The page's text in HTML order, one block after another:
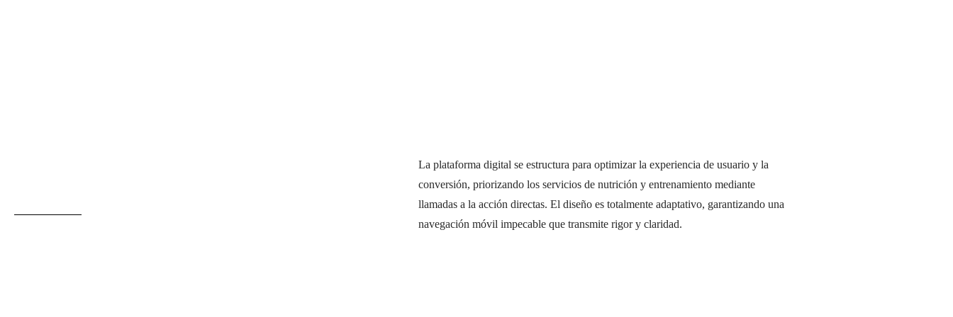
La plataforma digital se estructura para optimizar la experiencia de usuario y la
conversión, priorizando los servicios de nutrición y entrenamiento mediante
llamadas a la acción directas. El diseño es totalmente adaptativo, garantizando una
navegación móvil impecable que transmite rigor y claridad.